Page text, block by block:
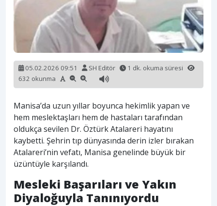
05.02.2026 09:51 SH Editör
1 dk. okuma süresi
632 okunma
Manisa’da uzun yıllar boyunca hekimlik yapan ve
hem meslektaşları hem de hastaları tarafından
oldukça sevilen Dr. Öztürk Atalareri hayatını
kaybetti. Şehrin tıp dünyasında derin izler bırakan
Atalareri’nin vefatı, Manisa genelinde büyük bir
üzüntüyle karşılandı.
Mesleki Başarıları ve Yakın
Diyaloğuyla Tanınıyordu